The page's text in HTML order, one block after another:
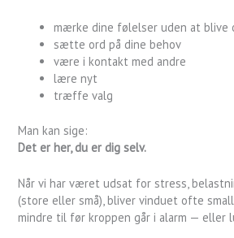
mærke dine følelser uden at blive
sætte ord på dine behov
være i kontakt med andre
lære nyt
træffe valg
Man kan sige:
Det er her, du er dig selv.
Når vi har været udsat for stress,
(store eller små), bliver vinduet ofte
mindre til før kroppen går i alarm — eller